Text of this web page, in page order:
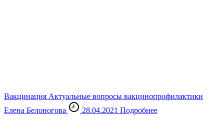
Вакцинация Актуальные вопросы вакцинопрофилактики
Елена Белоногова
28.04.2021 Подробнее